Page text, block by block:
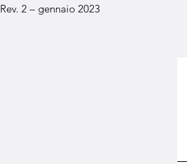
Rev. 2 – gennaio 2023